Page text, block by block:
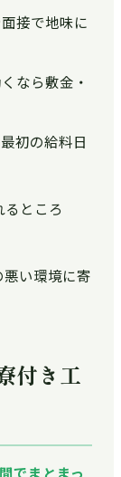
接で地味に
なら敷金・
初の給料日
ところ
い環境に寄
付き工
でまとまっ